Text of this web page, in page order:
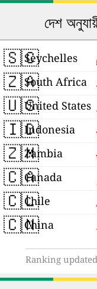
দেশ
🇸🇨Seychelles
🇿🇦South Africa
🇺🇸United States
🇮🇩Indonesia
🇿🇲Zambia
🇨🇦Canada
🇨🇱
Chile
🇨🇳China
Ranking updated